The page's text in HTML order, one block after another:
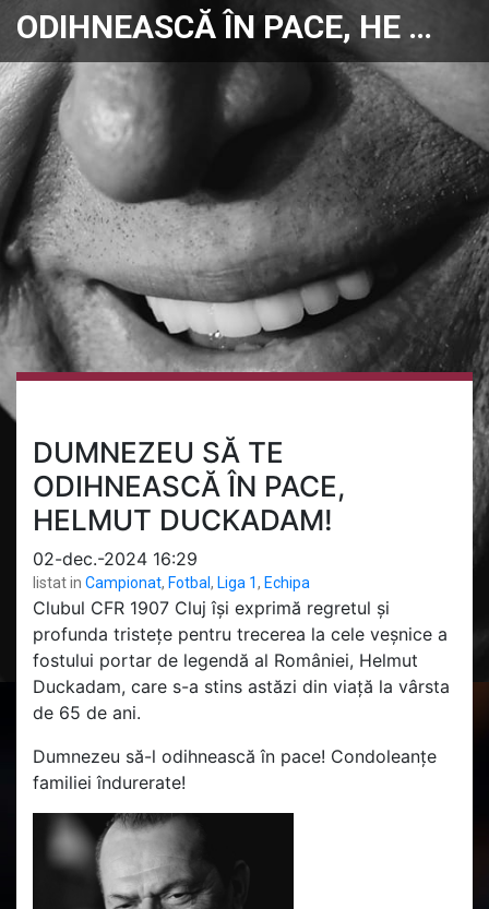
ODIHNEASCĂ ÎN PACE, HE …
DUMNEZEU SĂ TE
ODIHNEASCĂ ÎN PACE,
HELMUT DUCKADAM!
02-dec.-2024 16:29
listat in Campionat, Fotbal , Liga 1, Echipa
Clubul CFR 1907 Cluj își exprimă regretul și
profunda tristețe pentru trecerea la cele veșnice a
fostului portar de legendă al României, Helmut
Duckadam, care s-a stins astăzi din viață la vârsta
de 65 de ani.
Dumnezeu să-l odihnească în pace! Condoleanțe
familiei îndurerate!